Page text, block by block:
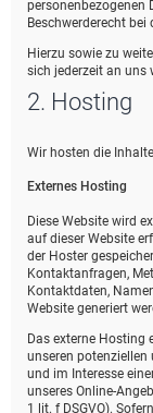
personenbezogenen
Beschwerderecht
Hierzu sowie zu
sich jederzeit an uns
2. Hosting
Wir hosten die
Externes Hosting
Diese Website wird
auf dieser Website
der Hoster
Kontaktanfragen,
Kontaktdaten,
Website generiert
Das externe Hosting
unseren potenziellen
und im Interesse
unseres Online-
1 lit. f DSGVO).